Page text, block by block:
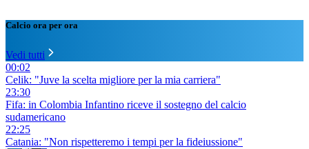
Calcio ora per ora
Vedi tutti
00:02
Celik: "Juve la scelta migliore per la mia carriera"
23:30
Fifa: in Colombia Infantino riceve il sostegno del calcio
sudamericano
22:25
Catania: "Non rispetteremo i tempi per la fideiussione"